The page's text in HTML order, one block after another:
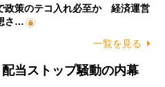
政策のテコ入れ必至か 経済運営
さ…
一覧を見る
配当ストップ騒動の内幕